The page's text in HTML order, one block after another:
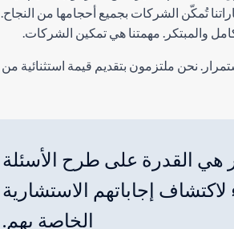
تُمكّن الشركات بجميع أحجامها من النجاح.
والمبتكر. مهمتنا هي تمكين الشركات.
نحن ملتزمون بتقديم قيمة استثنائية من
هي القدرة على طرح الأسئلة
لاكتشاف إجاباتهم الاستشارية
الخاصة بهم.